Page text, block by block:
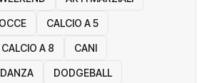
CALCIO A 5
CALCIO A 8 CANI
DANZA DODGEBALL